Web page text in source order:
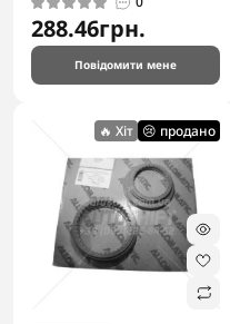
288.46грн.
Повідомити мене
🔥 Хіт 😢 продано